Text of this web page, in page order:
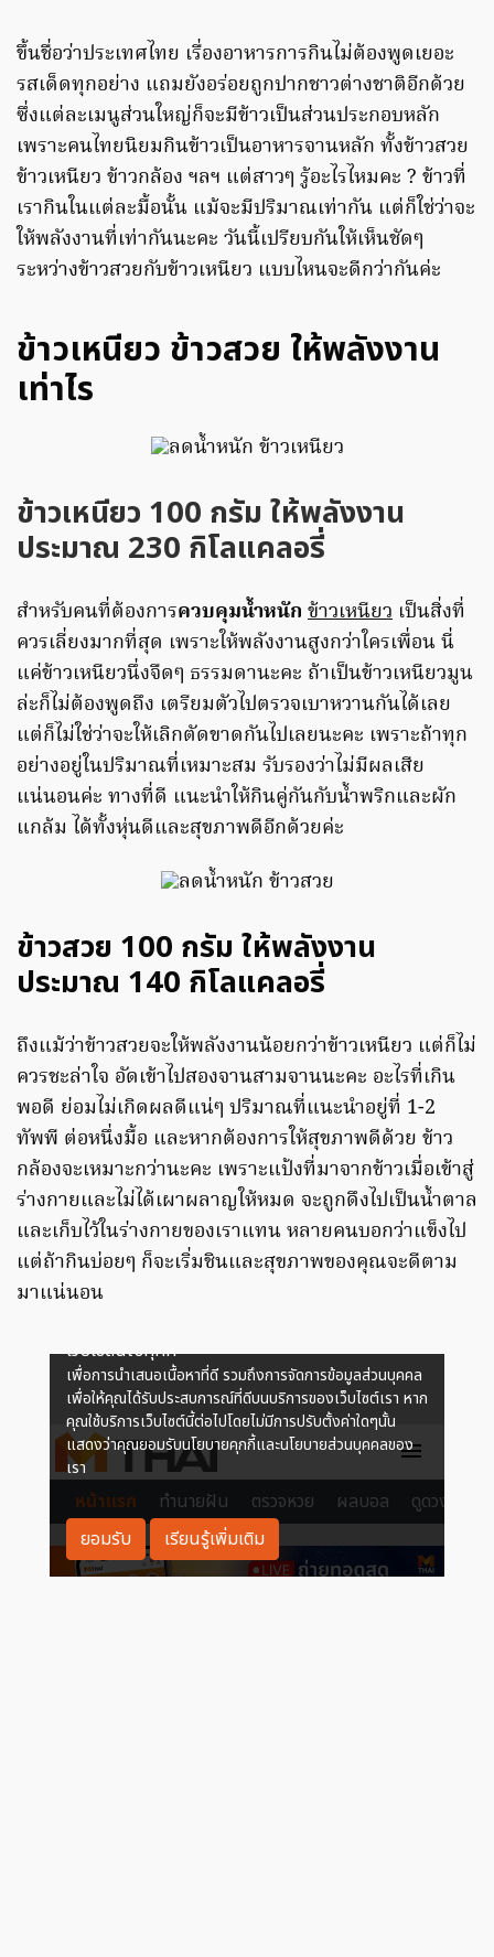
ขึ้นชื่อว่าประเทศไทย เรื่องอาหารการกินไม่ต้องพูดเยอะ
รสเด็ดทุกอย่าง แถมยังอร่อยถูกปากชาวต่างชาติอีกด้วย
ซึ่งแต่ละเมนูส่วนใหญ่ก็จะมีข้าวเป็นส่วนประกอบหลัก
เพราะคนไทยนิยมกินข้าวเป็นอาหารจานหลัก ทั้งข้าวสวย
ข้าวเหนียว ข้าวกล้อง ฯลฯ แต่สาวๆ รู้อะไรไหมคะ ? ข้าวที่
เรากินในแต่ละมื้อนั้น แม้จะมีปริมาณเท่ากัน แต่ก็ใช่ว่าจะ
ให้พลังงานที่เท่ากันนะคะ วันนี้เปรียบกันให้เห็นชัดๆ
ระหว่างข้าวสวยกับข้าวเหนียว แบบไหนจะดีกว่ากันค่ะ
ข้าวเหนียว ข้าวสวย ให้พลังงาน
เท่าไร
ข้าวเหนียว 100 กรัม ให้พลังงาน
ประมาณ 230 กิโลแคลอรี่
สำหรับคนที่ต้องการควบคุมน้ำหนัก ข้าวเหนียว เป็นสิ่งที่
ควรเลี่ยงมากที่สุด เพราะให้พลังงานสูงกว่าใครเพื่อน นี่
แค่ข้าวเหนียวนึ่งจืดๆ ธรรมดานะคะ ถ้าเป็นข้าวเหนียวมูน
ล่ะก็ไม่ต้องพูดถึง เตรียมตัวไปตรวจเบาหวานกันได้เลย
แต่ก็ไม่ใช่ว่าจะให้เลิกตัดขาดกันไปเลยนะคะ เพราะถ้าทุก
อย่างอยู่ในปริมาณที่เหมาะสม รับรองว่าไม่มีผลเสีย
แน่นอนค่ะ ทางที่ดี แนะนำให้กินคู่กันกับน้ำพริกและผัก
แกล้ม ได้ทั้งหุ่นดีและสุขภาพดีอีกด้วยค่ะ
ข้าวสวย 100 กรัม ให้พลังงาน
ประมาณ 140 กิโลแคลอรี่
ถึงแม้ว่าข้าวสวยจะให้พลังงานน้อยกว่าข้าวเหนียว แต่ก็ไม่
ควรชะล่าใจ อัดเข้าไปสองจานสามจานนะคะ อะไรที่เกิน
พอดี ย่อมไม่เกิดผลดีแน่ๆ ปริมาณที่แนะนำอยู่ที่ 1-2
ทัพพี ต่อหนึ่งมื้อ และหากต้องการให้สุขภาพดีด้วย ข้าว
กล้องจะเหมาะกว่านะคะ เพราะแป้งที่มาจากข้าวเมื่อเข้าสู่
ร่างกายและไม่ได้เผาผลาญให้หมด จะถูกดึงไปเป็นน้ำตาล
และเก็บไว้ในร่างกายของเราแทน หลายคนบอกว่าแข็งไป
แต่ถ้ากินบ่อยๆ ก็จะเริ่มชินและสุขภาพของคุณจะดีตาม
มาแน่นอน